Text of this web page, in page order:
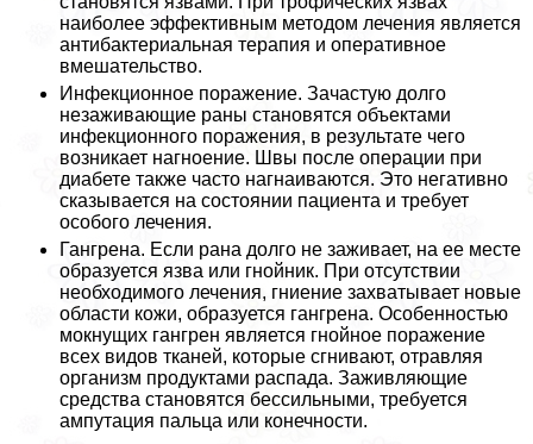
наиболее эффективным методом лечения является
антибактериальная терапия и оперативное
вмешательство.
Инфекционное поражение. Зачастую долго
незаживающие раны становятся объектами
инфекционного поражения, в результате чего
возникает нагноение. Швы после операции при
диабете также часто нагнаиваются. Это негативно
сказывается на состоянии пациента и требует
особого лечения.
Гангрена. Если рана долго не заживает, на ее месте
образуется язва или гнойник. При отсутствии
необходимого лечения, гниение захватывает новые
области кожи, образуется гангрена. Особенностью
мокнущих гангрен является гнойное поражение
всех видов тканей, которые сгнивают, отравляя
организм продуктами распада. Заживляющие
средства становятся бессильными, требуется
ампутация пальца или конечности.